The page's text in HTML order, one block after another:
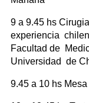
9 a 9.45 hs
experiencia
Facultad de
Universidad de
9.45 a 10 hs